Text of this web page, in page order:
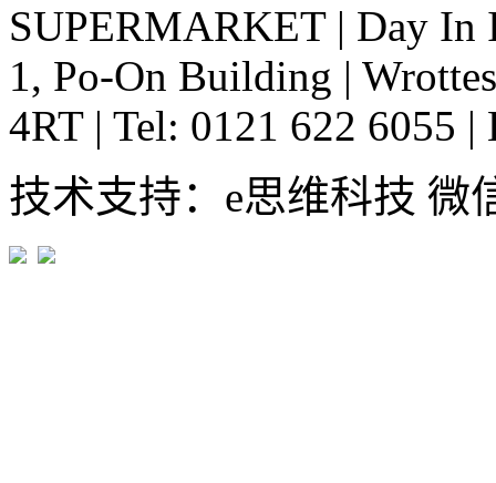
SUPERMARKET | Day In
1, Po-On Building |
4RT | Tel: 0121 622 6055 |
技术支持：e思维科技 微